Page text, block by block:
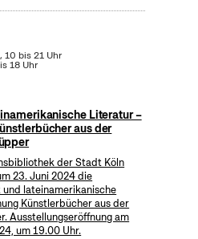
10 bis 21 Uhr
18 Uhr
Literatur –
aus der
der Stadt Köln
23. Juni 2024 die
lateinamerikanische
Künstlerbücher aus der
Ausstellungseröffnung am
um 19.00 Uhr.